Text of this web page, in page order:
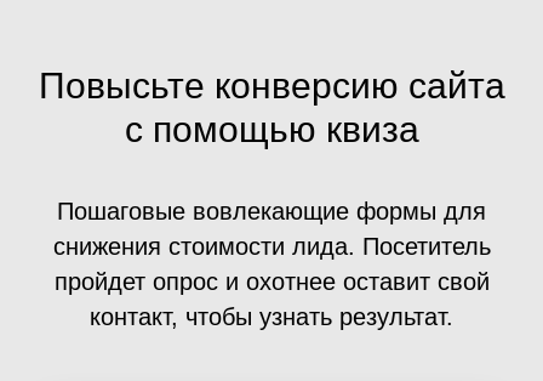
Повысьте конверсию сайта
с помощью квиза
Пошаговые вовлекающие формы для
снижения стоимости лида. Посетитель
пройдет опрос и охотнее оставит свой
контакт, чтобы узнать результат.